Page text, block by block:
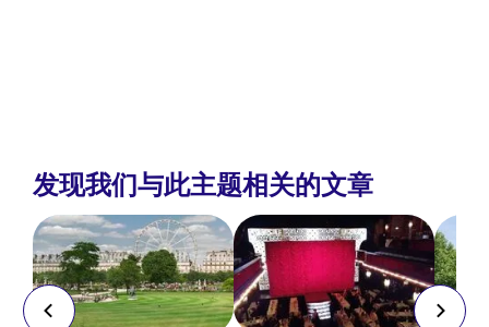
发现我们与此主题相关的文章